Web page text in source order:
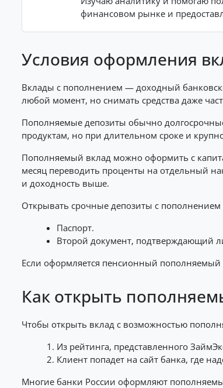
финансовом рынке и
Условия оформления
Вклады с пополнением — доходный
любой момент, но снимать средства даже
Пополняемые депозиты обычно
продуктам, но при длительном сроке и
Пополняемый вклад можно оформить с
месяц переводить проценты на отдельный
и доходность выше.
Открывать срочные депозиты с
Паспорт.
Второй документ, подтверждающий
Если оформляется пенсионный пополняемый
Как открыть
Чтобы открыть вклад с возможностью
Из рейтинга, представленного
Клиент попадет на сайт банка, где
Многие банки России оформляют